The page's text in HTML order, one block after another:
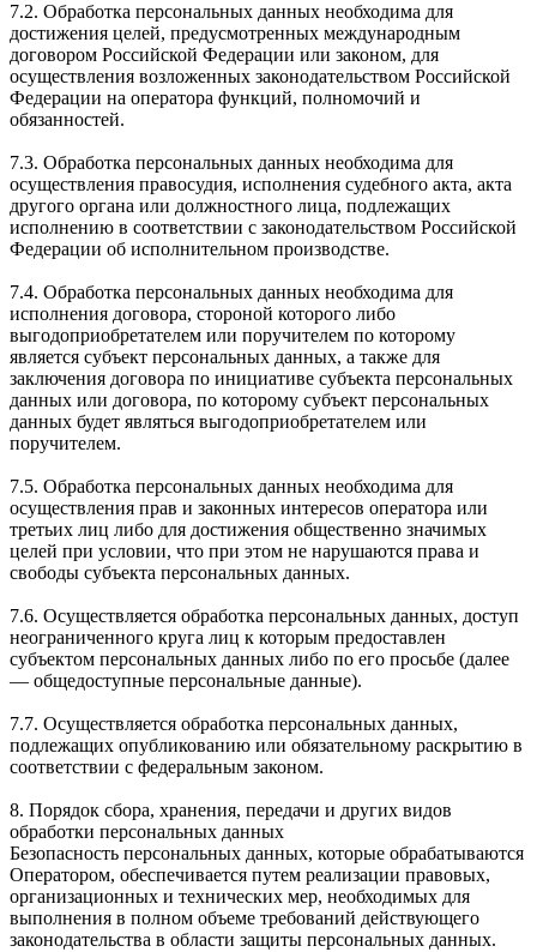
7.2. Обработка персональных данных необходима для
достижения целей, предусмотренных международным
договором Российской Федерации или законом, для
осуществления возложенных законодательством Российской
Федерации на оператора функций, полномочий и
обязанностей.
7.3. Обработка персональных данных необходима для
осуществления правосудия, исполнения судебного акта, акта
другого органа или должностного лица, подлежащих
исполнению в соответствии с законодательством Российской
Федерации об исполнительном производстве.
7.4. Обработка персональных данных необходима для
исполнения договора, стороной которого либо
выгодоприобретателем или поручителем по которому
является субъект персональных данных, а также для
заключения договора по инициативе субъекта персональных
данных или договора, по которому субъект персональных
данных будет являться выгодоприобретателем или
поручителем.
7.5. Обработка персональных данных необходима для
осуществления прав и законных интересов оператора или
третьих лиц либо для достижения общественно значимых
целей при условии, что при этом не нарушаются права и
свободы субъекта персональных данных.
7.6. Осуществляется обработка персональных данных, доступ
неограниченного круга лиц к которым предоставлен
субъектом персональных данных либо по его просьбе (далее
— общедоступные персональные данные).
7.7. Осуществляется обработка персональных данных,
подлежащих опубликованию или обязательному раскрытию в
соответствии с федеральным законом.
8. Порядок сбора, хранения, передачи и других видов
обработки персональных данных
Безопасность персональных данных, которые обрабатываются
Оператором, обеспечивается путем реализации правовых,
организационных и технических мер, необходимых для
выполнения в полном объеме требований действующего
законодательства в области защиты персональных данных.